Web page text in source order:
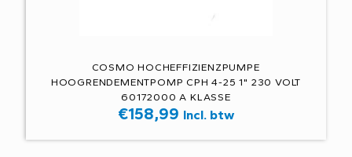
COSMO HOCHEFFIZIENZPUMPE
HOOGRENDEMENTPOMP CPH 4-25 1" 230 VOLT
60172000 A KLASSE
€158,99 Incl. btw